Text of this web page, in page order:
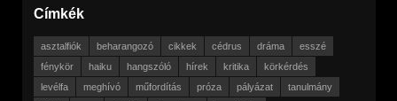
Címkék
asztalfiók beharangozó cikkek cédrus dráma
esszé
fénykör
haiku hangszóló hírek kritika
körkérdés
levélfa
meghívó műfordítás próza pályázat
tanulmány